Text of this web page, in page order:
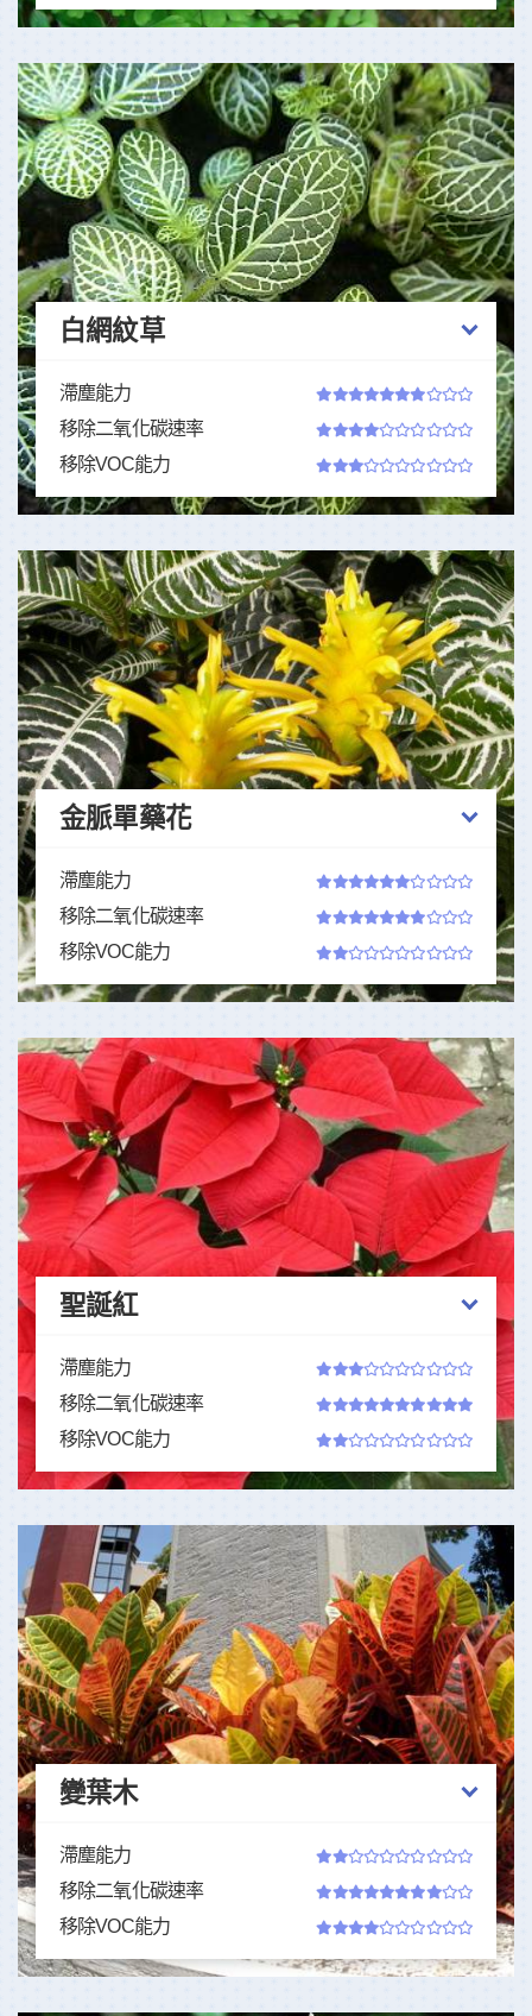
白網紋草
滯塵能力
移除二氧化碳速率
移除VOC能力
金脈單藥花
滯塵能力
移除二氧化碳速率
移除VOC能力
聖誕紅
滯塵能力
移除二氧化碳速率
移除VOC能力
變葉木
滯塵能力
移除二氧化碳速率
移除VOC能力